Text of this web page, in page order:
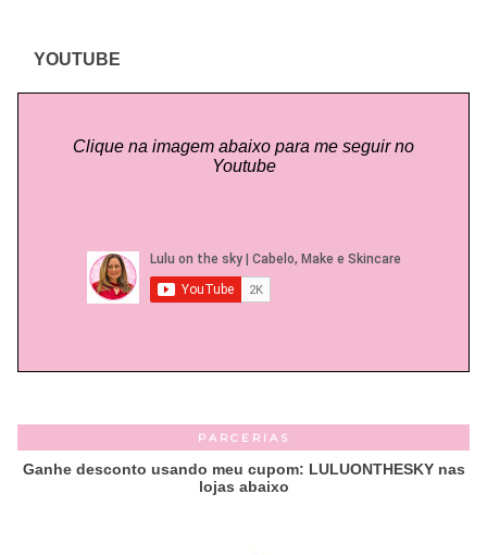
YOUTUBE
Clique na imagem abaixo para me seguir no
Youtube
PARCERIAS
Ganhe desconto usando meu cupom: LULUONTHESKY nas
lojas abaixo